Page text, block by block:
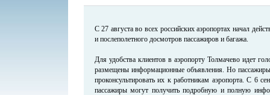
С 27 августа во всех российских аэропортах начал
и послеполетного досмотров пассажиров и багажа.
Для удобства клиентов в аэропорту Толмачево идет
размещены информационные объявления. Но
проконсультировать их к работникам аэропорта. С 6
пассажиры могут получить подробную и полную